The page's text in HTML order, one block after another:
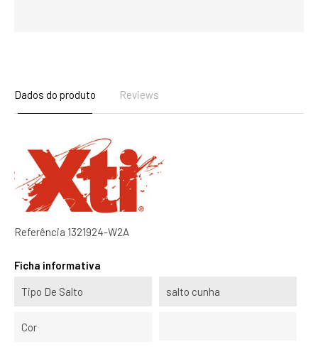
Dados do produto Reviews
Referência 1321924-W2A
Ficha informativa
Tipo De Salto salto cunha
Cor